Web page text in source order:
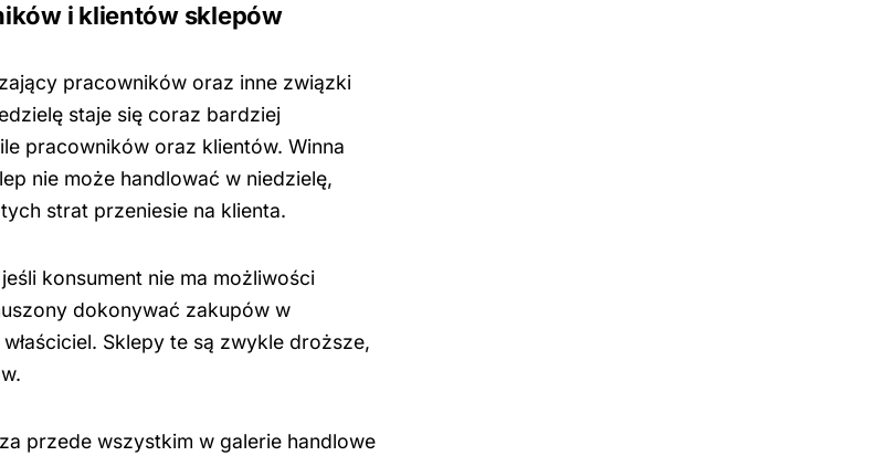
i klientów sklepów
pracowników oraz inne związki
staje się coraz bardziej
pracowników oraz klientów. Winna
nie może handlować w niedzielę,
strat przeniesie na klienta.
konsument nie ma możliwości
dokonywać zakupów w
Sklepy te są zwykle droższe,
przede wszystkim w galerie handlowe